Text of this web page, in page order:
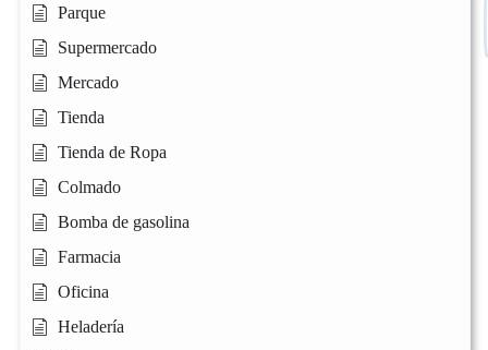
Parque
Supermercado
Mercado
Tienda
Tienda de Ropa
Colmado
Bomba de gasolina
Farmacia
Oficina
Heladería